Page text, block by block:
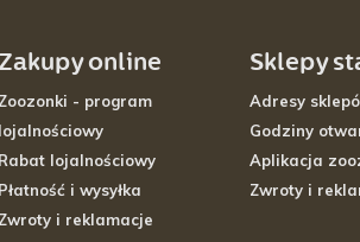
Zakupy online
Zoozonki - program
lojalnościowy
Rabat lojalnościowy
Płatność i wysyłka
Zwroty i reklamacje
Sklepy
Adresy
Godziny
Aplikacja
Zwroty i